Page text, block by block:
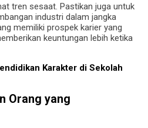
tren sesaat. Pastikan juga untuk
industri dalam jangka
memiliki prospek karier yang
keuntungan lebih ketika
Karakter di Sekolah
Orang yang